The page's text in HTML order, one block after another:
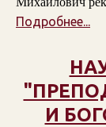
Подробнее...
И